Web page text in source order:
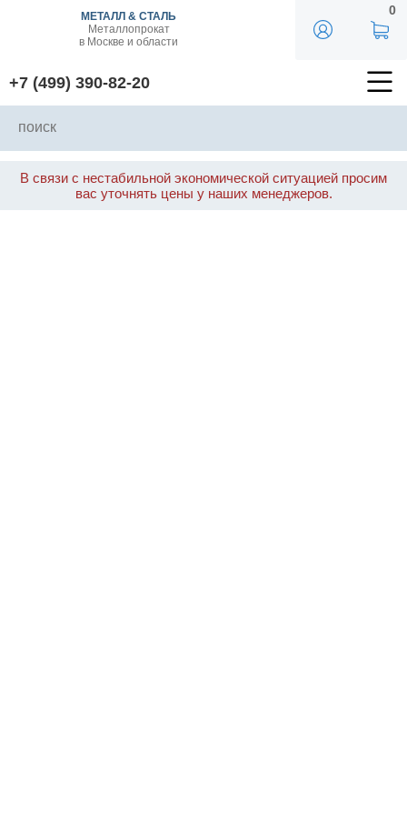
МЕТАЛЛ & СТАЛЬ
Металлопрокат
в Москве и области
+7 (499) 390-82-20
0
В связи с нестабильной экономической ситуацией просим
вас уточнять цены у наших менеджеров.